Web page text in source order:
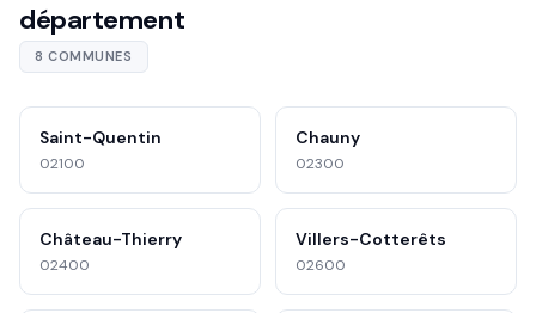
département
8 COMMUNES
Saint-Quentin
02100
Chauny
02300
Château-Thierry
02400
Villers-Cotterêts
02600